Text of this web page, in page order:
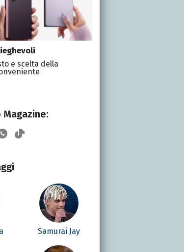
e scelta della
Samurai Jay